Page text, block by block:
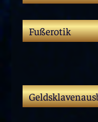
Fußerotik